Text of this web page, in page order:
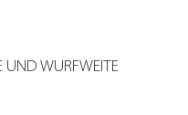
UND WURFWEITE